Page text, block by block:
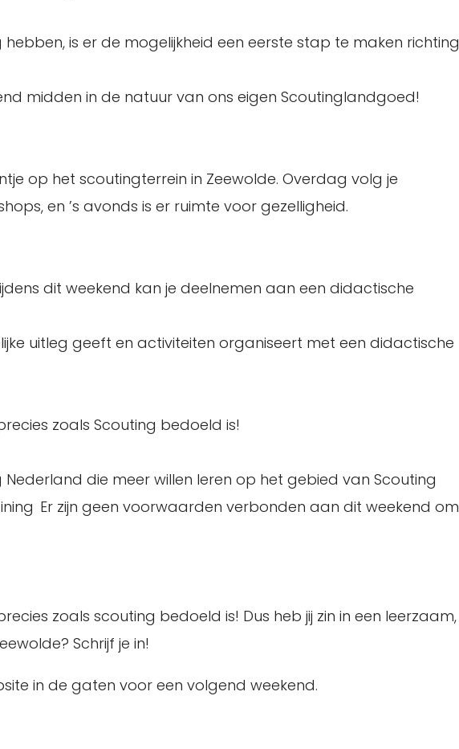
is er de mogelijkheid een eerste stap te maken richting
midden in de natuur van ons eigen Scoutinglandgoed!
op het scoutingterrein in Zeewolde. Overdag volg je
en ’s avonds is er ruimte voor gezelligheid.
dit weekend kan je deelnemen aan een didactische
uitleg geeft en activiteiten organiseert met een didactische
zoals Scouting bedoeld is!
die meer willen leren op het gebied van Scouting
Er zijn geen voorwaarden verbonden aan dit weekend om
zoals scouting bedoeld is! Dus heb jij zin in een leerzaam,
Schrijf je in!
in de gaten voor een volgend weekend.